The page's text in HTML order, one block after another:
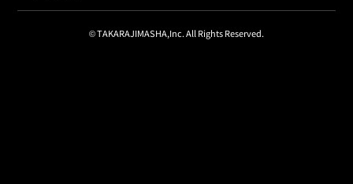
© TAKARAJIMASHA,Inc. All Rights Reserved.